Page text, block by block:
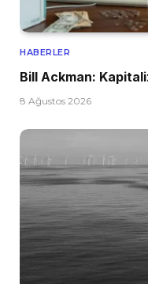
HABERLER
Bill Ackman:
8 Ağustos 2026